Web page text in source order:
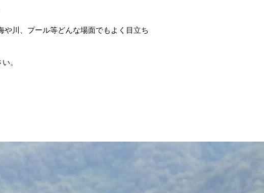
や川、プール等どんな場面でもよく目立ち
。